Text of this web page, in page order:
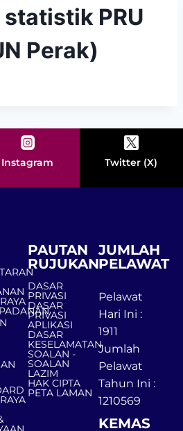
PRU
Perak)
Instagram Twitter (X)
PAUTAN
RUJUKAN
DASAR
PRIVASI
DASAR
PRIVASI
APLIKASI
DASAR
KESELAMATAN
SOALAN -
SOALAN
LAZIM
HAK CIPTA
PETA LAMAN
JUMLAH
PELAWAT
Pelawat
Hari Ini :
1911
Jumlah
Pelawat
Tahun Ini :
1210569
KEMAS